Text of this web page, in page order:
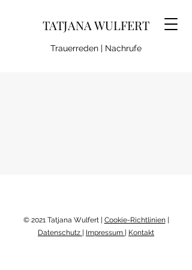
TATJANA WULFERT
Trauerreden | Nachrufe
© 2021 Tatjana Wulfert | Cookie-Richtlinien|
Datenschutz
Impressum Kontakt